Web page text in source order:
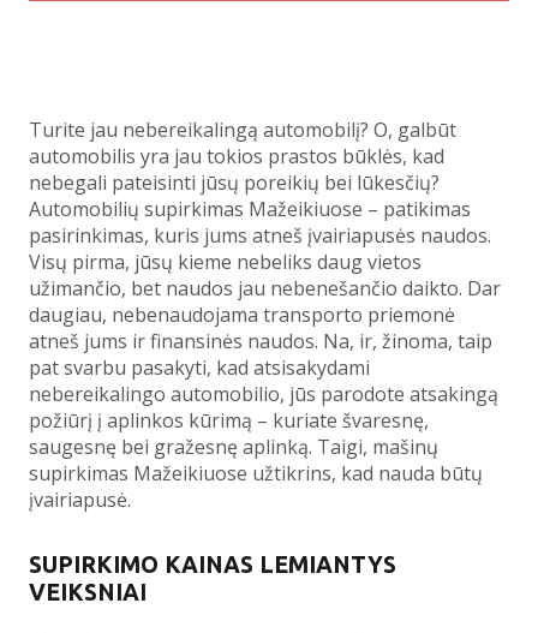
Turite jau nebereikalingą automobilį? O, galbūt
automobilis yra jau tokios prastos būklės, kad
nebegali pateisinti jūsų poreikių bei lūkesčių?
Automobilių supirkimas Mažeikiuose – patikimas
pasirinkimas, kuris jums atneš įvairiapusės naudos.
Visų pirma, jūsų kieme nebeliks daug vietos
užimančio, bet naudos jau nebenešančio daikto. Dar
daugiau, nebenaudojama transporto priemonė
atneš jums ir finansinės naudos. Na, ir, žinoma, taip
pat svarbu pasakyti, kad atsisakydami
nebereikalingo automobilio, jūs parodote atsakingą
požiūrį į aplinkos kūrimą – kuriate švaresnę,
saugesnę bei gražesnę aplinką. Taigi, mašinų
supirkimas Mažeikiuose užtikrins, kad nauda būtų
įvairiapusė.
SUPIRKIMO KAINAS LEMIANTYS
VEIKSNIAI